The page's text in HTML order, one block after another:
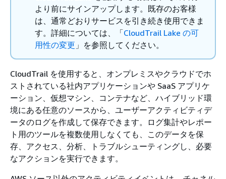
より前にサインアップします。既存のお客様
は、通常どおりサービスを引き続き使用できま
す。詳細については、「CloudTrail Lake の可
用性の変更 」を参照してください。
CloudTrail を使用すると、オンプレミスやクラウドでホ
ストされている社内アプリケーションや SaaS アプリケ
ーション、仮想マシン、コンテナなど、ハイブリッド環
境にある任意のソースから、ユーザーアクティビティデ
ータのログを作成して保存できます。ログ集計やレポー
ト用のツールを複数使用しなくても、このデータを保
存、アクセス、分析、トラブルシューティングし、必要
なアクションを実行できます。